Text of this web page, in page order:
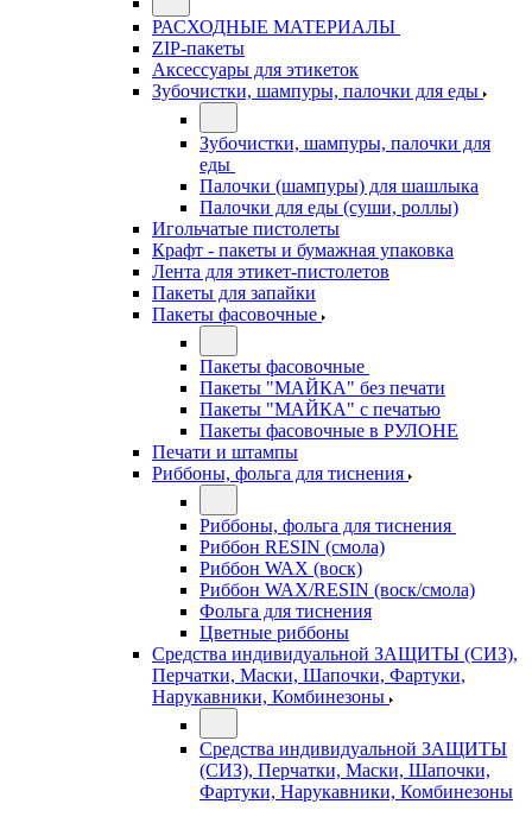
РАСХОДНЫЕ МАТЕРИАЛЫ
ZIP-пакеты
Аксессуары для этикеток
Зубочистки, шампуры, палочки для еды
Зубочистки, шампуры, палочки для
еды
Палочки (шампуры) для шашлыка
Палочки для еды (суши, роллы)
Игольчатые пистолеты
Крафт - пакеты и бумажная упаковка
Лента для этикет-пистолетов
Пакеты для запайки
Пакеты фасовочные
Пакеты фасовочные
Пакеты "МАЙКА" без печати
Пакеты "МАЙКА" с печатью
Пакеты фасовочные в РУЛОНЕ
Печати и штампы
Риббоны, фольга для тиснения
Риббоны, фольга для тиснения
Риббон RESIN (смола)
Риббон WAX (воск)
Риббон WAX/RESIN (воск/смола)
Фольга для тиснения
Цветные риббоны
Средства индивидуальной ЗАЩИТЫ (СИЗ),
Перчатки, Маски, Шапочки, Фартуки,
Нарукавники, Комбинезоны
Средства индивидуальной ЗАЩИТЫ
(СИЗ), Перчатки, Маски, Шапочки,
Фартуки, Нарукавники, Комбинезоны